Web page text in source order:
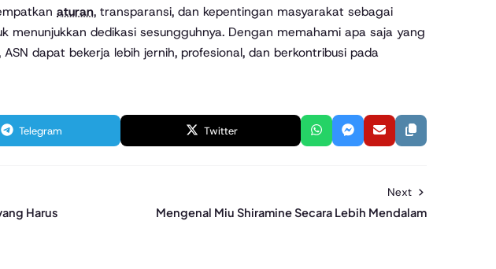
aturan, transparansi, dan kepentingan masyarakat sebagai
dedikasi sesungguhnya. Dengan memahami apa saja yang
dapat bekerja lebih jernih, profesional, dan berkontribusi pada
Telegram Twitter
Harus
Next
Mengenal Miu Shiramine Secara Lebih Mendalam